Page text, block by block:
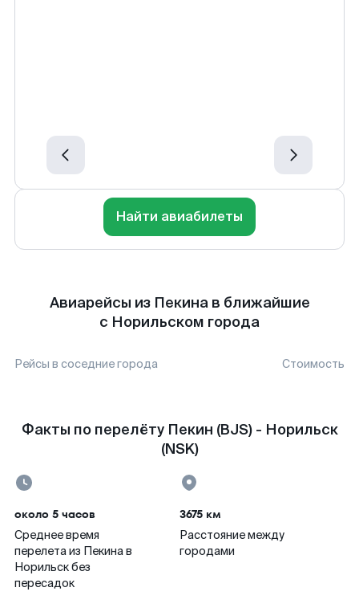
Найти авиабилеты
Авиарейсы из Пекина в ближайшие
с Норильском города
Рейсы в соседние города Стоимость
Факты по перелёту Пекин (BJS) - Норильск
(NSK)
около 5 часов
Среднее время
перелета из Пекина в
Норильск без
пересадок
3675 км
Расстояние между
городами